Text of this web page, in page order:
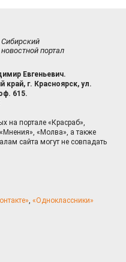
Сибирский
новостной портал
Евгеньевич.
край, г. Красноярск, ул.
615.
на портале «Красраб»,
«Молва», а также
сайта могут не совпадать
, «Одноклассники»